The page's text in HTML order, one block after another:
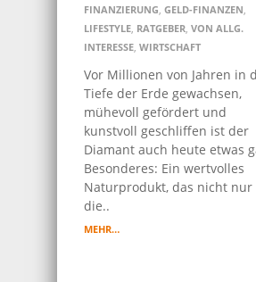
FINANZIERUNG, GELD-FINANZEN,
LIFESTYLE, RATGEBER, VON ALLG.
INTERESSE, WIRTSCHAFT
Vor Millionen von Jahren in
Tiefe der Erde gewachsen,
mühevoll gefördert und
kunstvoll geschliffen ist der
Diamant auch heute etwas
Besonderes: Ein wertvolles
Naturprodukt, das nicht nur
die..
MEHR…